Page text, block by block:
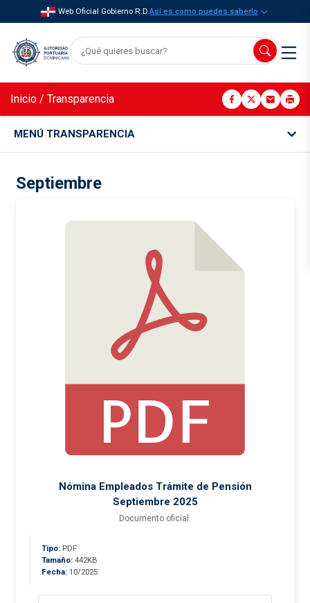
Web Oficial Gobierno R.D.Así es como puedes saberlo
Inicio / Transparencia
MENÚ TRANSPARENCIA
Septiembre
Nómina Empleados Trámite de Pensión
Septiembre 2025
Documento oficial.
Tipo: PDF
Tamaño: 442KB
Fecha: 10/2025